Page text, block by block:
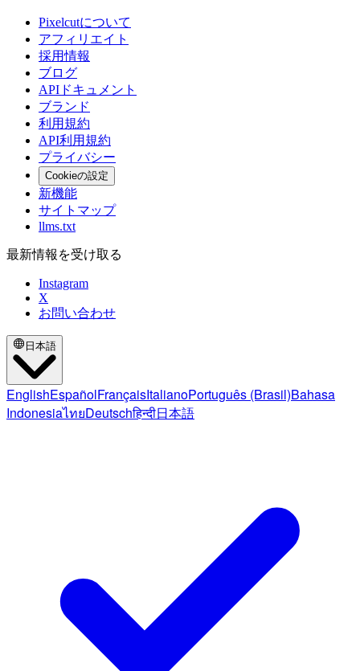
Pixelcutについて
アフィリエイト
採用情報
ブログ
APIドキュメント
ブランド
利用規約
API利用規約
プライバシー
Cookieの設定
新機能
サイトマップ
llms.txt
最新情報を受け取る
Instagram
X
お問い合わせ
日本語
EnglishEspañolFrançaisItalianoPortuguês (Brasil)Bahasa
IndonesiaไทยDeutschहिन्दी日本語